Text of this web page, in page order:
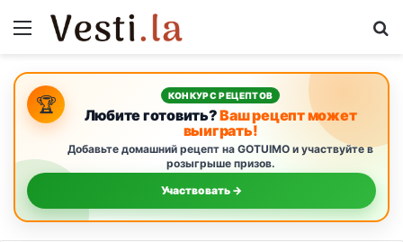
Menu
🏆 КОНКУРС РЕЦЕПТОВ
Любите готовить?Ваш рецепт может
выиграть!
Добавьте домашний рецепт на GOTUIMO и участвуйте в
розыгрыше призов.
Участвовать →